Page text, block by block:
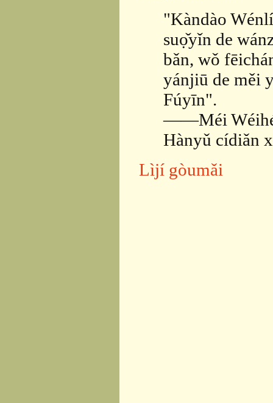
"Kàndào
suọ̌yǐn de
bǎn, wǒ
yánjiū de měi
Fúyīn".
——Méi
Hànyǔ cídiǎn
Lìjí gòumǎi